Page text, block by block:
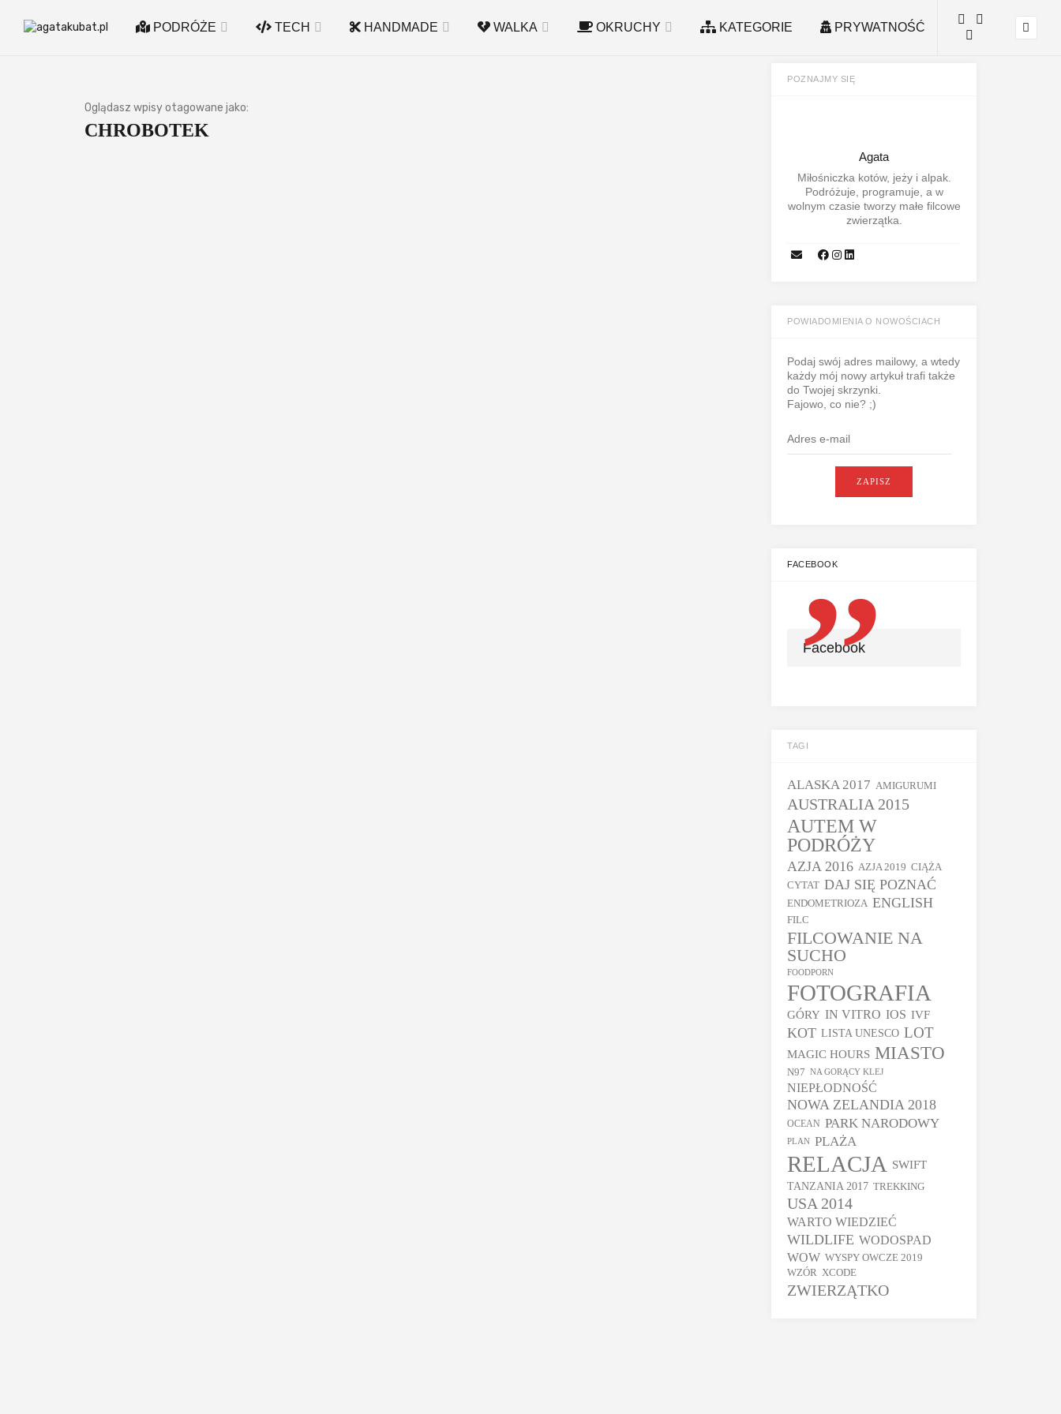
PODRÓŻE TECH HANDMADE WALKA OKRUCHY KATEGORIE PRYWATNOŚĆ
Oglądasz wpisy otagowane jako:
CHROBOTEK
POZNAJMY SIĘ
Agata
Miłośniczka kotów, jeży i alpak.
Podróżuje, programuje, a w
wolnym czasie tworzy małe filcowe
zwierzątka.
POWIADOMIENIA O NOWOŚCIACH
Podaj swój adres mailowy, a wtedy
każdy mój nowy artykuł trafi także
do Twojej skrzynki.
Fajowo, co nie? ;)
e-
mail
ZAPISZ
FACEBOOK
Facebook
TAGI
ALASKA 2017 AMIGURUMI
AUSTRALIA 2015
AUTEM W
PODRÓŻY
AZJA 2016 AZJA 2019 CIĄŻA
CYTAT DAJ SIĘ POZNAĆ
ENDOMETRIOZA ENGLISH
FILC
FILCOWANIE NA
SUCHO
FOODPORN
FOTOGRAFIA
GÓRY IN VITRO IOS IVF
KOT LISTA UNESCO LOT
MAGIC HOURS MIASTO
N97 NA GORĄCY KLEJ
NIEPŁODNOŚĆ
NOWA ZELANDIA 2018
OCEAN PARK NARODOWY
PLAN PLAŻA
RELACJA SWIFT
TANZANIA 2017 TREKKING
USA 2014
WARTO WIEDZIEĆ
WILDLIFE WODOSPAD
WOW WYSPY OWCZE 2019
WZÓR XCODE
ZWIERZĄTKO